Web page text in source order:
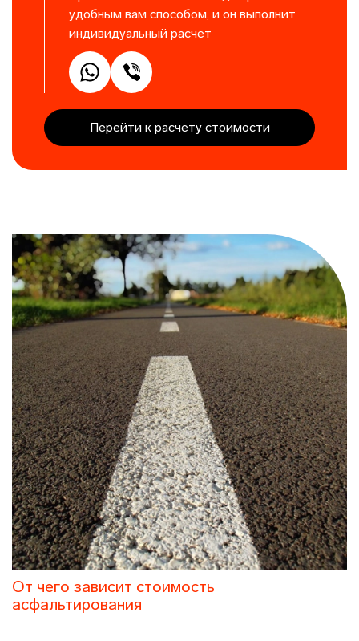
удобным вам способом, и он выполнит
индивидуальный расчет
Перейти к расчету стоимости
От чего зависит стоимость
асфальтирования